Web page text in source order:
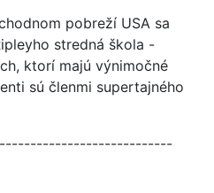
pobreží USA sa
stredná škola -
ktorí majú výnimočné
sú členmi supertajného